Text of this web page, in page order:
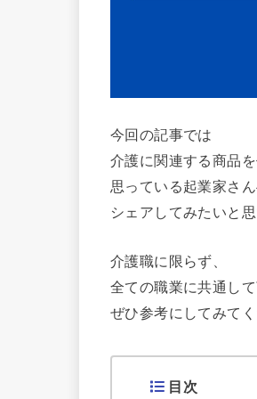
今回の記事では
介護に関連する商品
思っている起業家さ
シェアしてみたいと思
介護職に限らず、
全ての職業に共通し
ぜひ参考にしてみて
目次